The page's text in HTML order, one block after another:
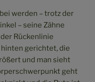
werden – trotz der
– seine Zähne
Rückenlinie
hinten gerichtet, die
und man sieht
geht